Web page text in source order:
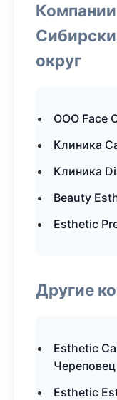
округ
ООО Face
Клиника
Клиника
Beauty
Esthetic
Другие
Esthetic
Череповец
Esthetic